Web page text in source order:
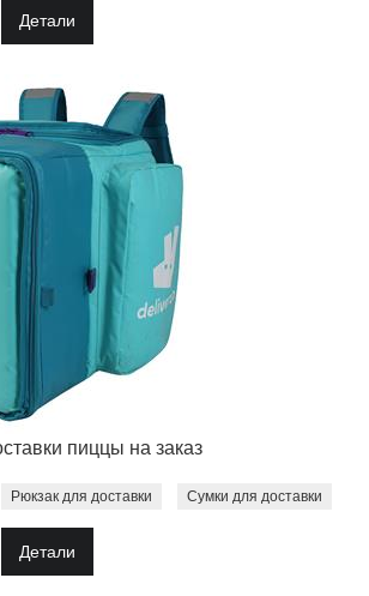
Детали
пиццы на заказ
Рюкзак для доставки Сумки для доставки
Детали